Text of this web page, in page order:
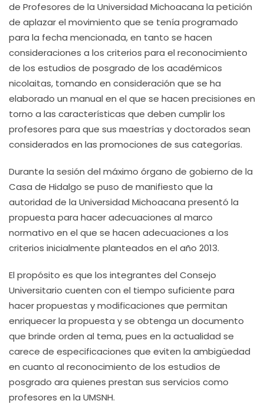
de Profesores de la Universidad Michoacana la petición
de aplazar el movimiento que se tenía programado
para la fecha mencionada, en tanto se hacen
consideraciones a los criterios para el reconocimiento
de los estudios de posgrado de los académicos
nicolaitas, tomando en consideración que se ha
elaborado un manual en el que se hacen precisiones en
torno a las características que deben cumplir los
profesores para que sus maestrías y doctorados sean
considerados en las promociones de sus categorías.
Durante la sesión del máximo órgano de gobierno de la
Casa de Hidalgo se puso de manifiesto que la
autoridad de la Universidad Michoacana presentó la
propuesta para hacer adecuaciones al marco
normativo en el que se hacen adecuaciones a los
criterios inicialmente planteados en el año 2013.
El propósito es que los integrantes del Consejo
Universitario cuenten con el tiempo suficiente para
hacer propuestas y modificaciones que permitan
enriquecer la propuesta y se obtenga un documento
que brinde orden al tema, pues en la actualidad se
carece de especificaciones que eviten la ambigüedad
en cuanto al reconocimiento de los estudios de
posgrado ara quienes prestan sus servicios como
profesores en la UMSNH.